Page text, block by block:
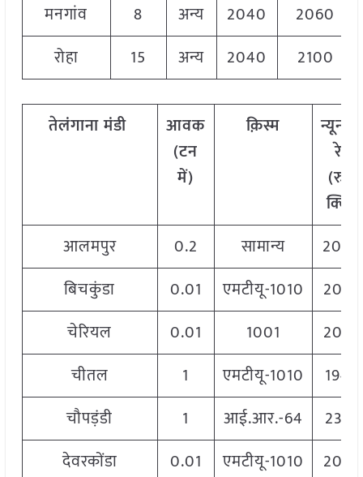
मनगांव
8 अन्य 2040 2060
रोहा
15 अन्य 2040 2100
तेलंगाना मंडी
आवक
(टन
में)
क़िस्म
रेट
(रु./
क्विं.)
आलमपुर
0.2 सामान्य
2000
बिचकुंडा
0.01 एमटीयू-1010
2060
चेरियल
0.01 1001
2060
चीतल
1 एमटीयू-1010
1940
चौपड़ंडी
1 आई.आर.-64
2329
देवरकोंडा
0.01 एमटीयू-1010
2060